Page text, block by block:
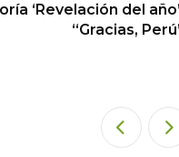
‘Revelación del
“Gracias,